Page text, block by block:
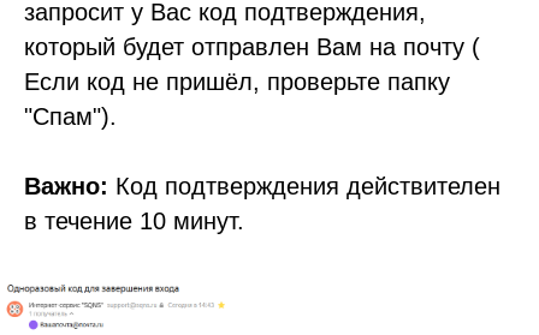
запросит у Вас код подтверждения,
который будет отправлен Вам на почту (
Если код не пришёл, проверьте папку
"Спам").
Важно: Код подтверждения действителен
в течение 10 минут.
Частные клиники
Частные стоматологии
Карьера
Возможности
Направления
База знаний
Кейсы
Вебинары
Правовая информация